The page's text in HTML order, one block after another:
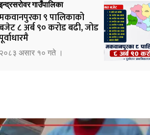
गाउँपालिका
९ पालिकाको
८ अर्ब ९० करोड बढी, जोड
२०८३ असार १० गते ।